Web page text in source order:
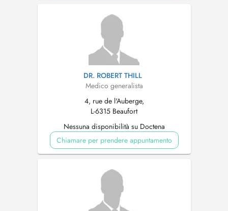
DR. ROBERT THILL
Medico generalista
4, rue de l'Auberge,
L-6315 Beaufort
Nessuna disponibilità su Doctena
Chiamare per prendere appuntamento